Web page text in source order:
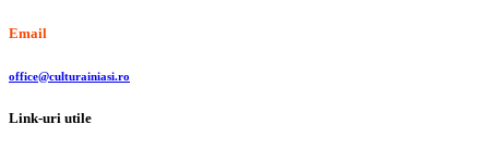
Email
office@culturainiasi.ro
Link-uri utile